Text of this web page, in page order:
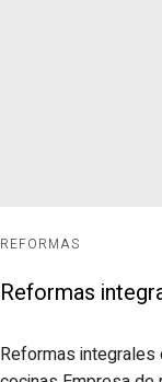
REFORMAS
Reformas
Reformas